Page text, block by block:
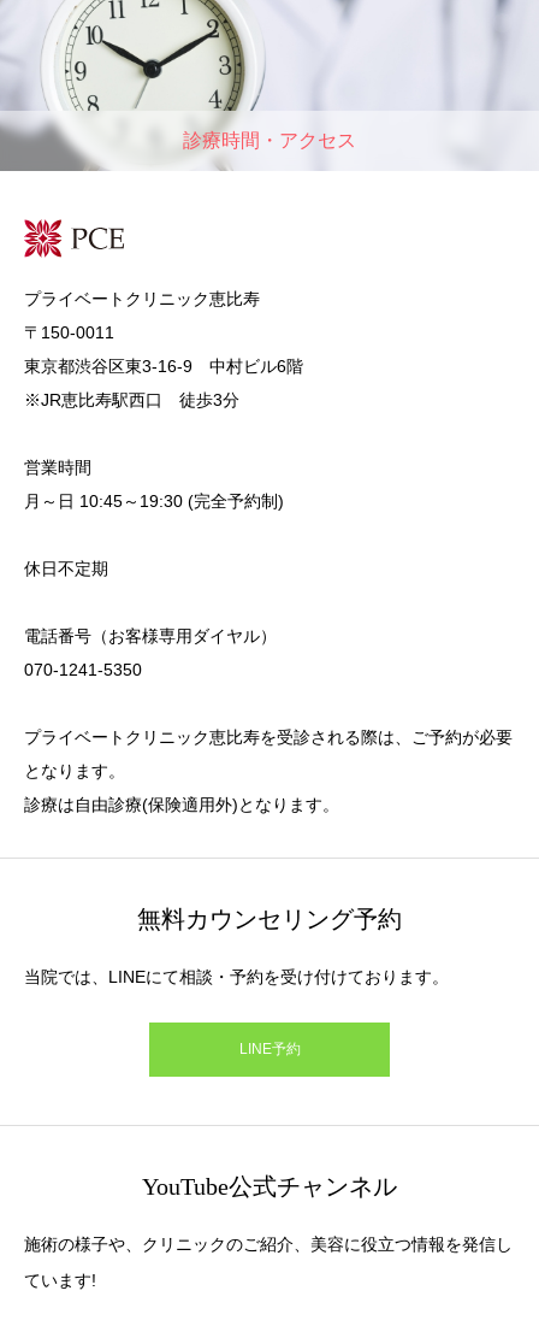
診療時間・アクセス
プライベートクリニック恵比寿
〒150-0011
東京都渋谷区東3-16-9 中村ビル6階
※JR恵比寿駅西口 徒歩3分
営業時間
月～日 10:45～19:30 (完全予約制)
休日不定期
電話番号（お客様専用ダイヤル）
070-1241-5350
プライベートクリニック恵比寿を受診される際は、ご予約が必要
となります。
診療は自由診療(保険適用外)となります。
無料カウンセリング予約
当院では、LINEにて相談・予約を受け付けております。
LINE予約
YouTube公式チャンネル
施術の様子や、クリニックのご紹介、美容に役立つ情報を発信し
ています!